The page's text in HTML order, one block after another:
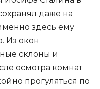
даже на
здесь ему
Из окон
склоны и
осмотра комнат
прогуляться по